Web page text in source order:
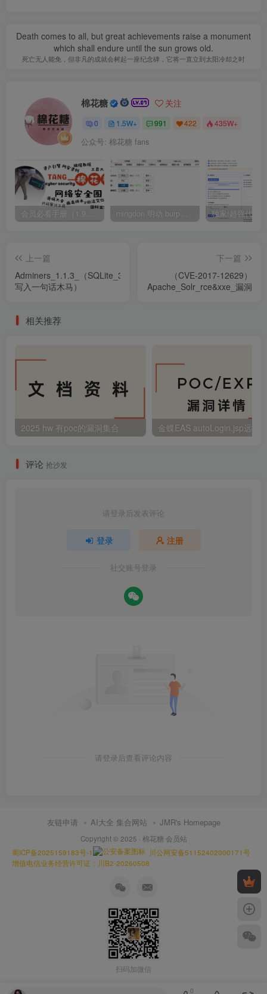
Death comes to all, but great achievements raise a monument
which shall endure until the sun grows old.
死亡无人能免，但非凡的成就会树起一座纪念碑，它将一直立到太阳冷却之时
棉花糖 关注
0 1.5W+ 991 422 435W+
公众号: 棉花糖 fans
会员必看手册（1.9.0版本 26.4.5更新） mingdon 明动 burp插件0.2.6版本 本地时间校验去除版
上一篇
Adminers_1.1.3_（SQLite_3_
写入一句话木马）
下一篇
（CVE-2017-12629）
Apache_Solr_rce&xxe_漏洞
相关推荐
2025 hw 有poc的漏洞集合
评论 抢沙发
请登录后发表评论
登录 注册
社交账号登录
请登录后查看评论内容
友链申请 AI大全 集合网站 JMR's Homepage
Copyright © 2025 · 棉花糖 会员站
蜀ICP备2025159183号-1
川公网安备51152402000171号
增值电信业务经营许可证：川B2-20260508
扫码加微信
0